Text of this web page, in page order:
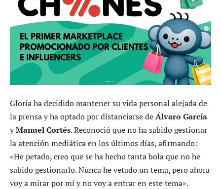
Gloria ha decidido mantener su vida personal alejada de
la prensa y ha optado por distanciarse deÁlvaro García
yManuel Cortés. Reconoció que no ha sabido gestionar
la atención mediática en los últimos días, afirmando:
«He petado, creo que se ha hecho tanta bola que no he
sabido gestionarlo. Nunca he vetado un tema, pero ahora
voy a mirar por mí y no voy a entrar en este tema».